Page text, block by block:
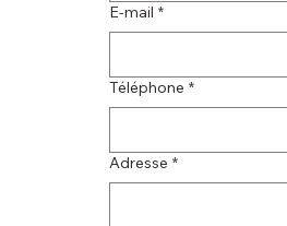
E‑mail *
Téléphone *
Adresse *